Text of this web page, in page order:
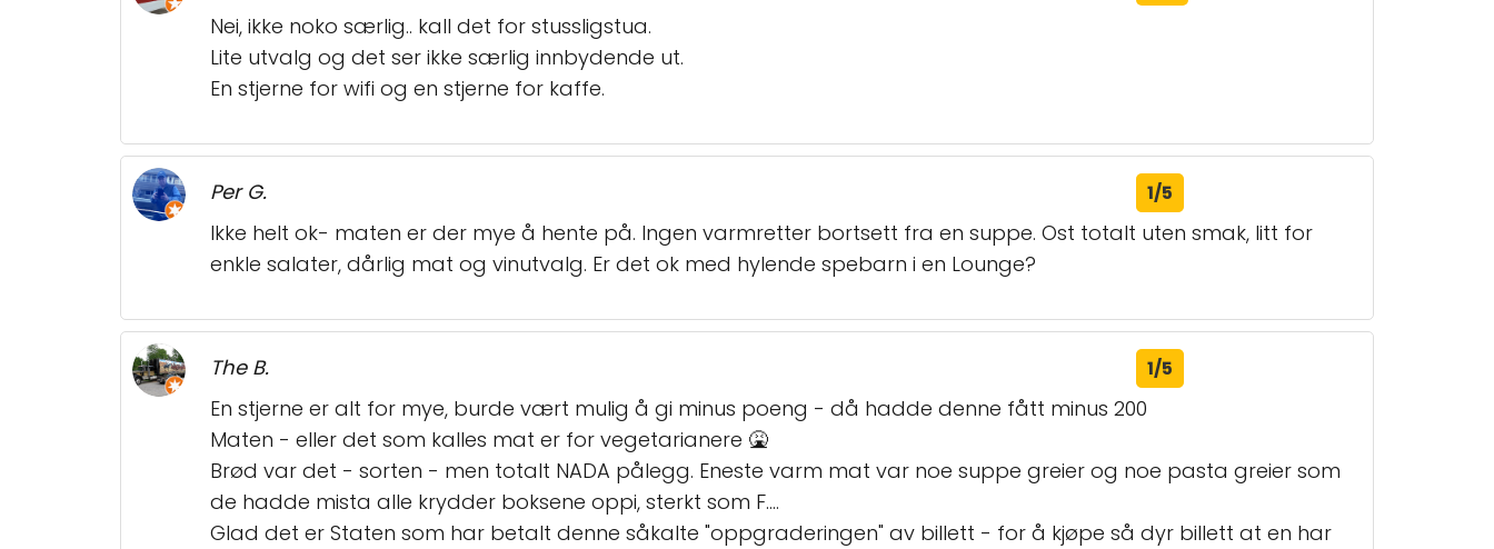
Nei, ikke noko særlig.. kall det for stussligstua.
Lite utvalg og det ser ikke særlig innbydende ut.
En stjerne for wifi og en stjerne for kaffe.
Per G. 1/5
Ikke helt ok- maten er der mye å hente på. Ingen varmretter bortsett fra en suppe. Ost totalt uten smak, litt for
enkle salater, dårlig mat og vinutvalg. Er det ok med hylende spebarn i en Lounge?
The B. 1/5
En stjerne er alt for mye, burde vært mulig å gi minus poeng - då hadde denne fått minus 200
Maten - eller det som kalles mat er for vegetarianere 🤮
Brød var det - sorten - men totalt NADA pålegg. Eneste varm mat var noe suppe greier og noe pasta greier som
de hadde mista alle krydder boksene oppi, sterkt som F....
Glad det er Staten som har betalt denne såkalte "oppgraderingen" av billett - for å kjøpe så dyr billett at en har